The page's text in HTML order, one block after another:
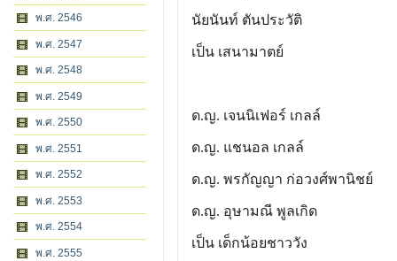
พ.ศ. 2546
พ.ศ. 2547
พ.ศ. 2548
พ.ศ. 2549
พ.ศ. 2550
พ.ศ. 2551
พ.ศ. 2552
พ.ศ. 2553
พ.ศ. 2554
พ.ศ. 2555
นัยนันท์ ตันประวัติ
เป็น เสนามาตย์
ด.ญ. เจนนิเฟอร์ เกลล์
ด.ญ. แชนอล เกลล์
ด.ญ. พรกัญญา ก่อวงศ์พานิชย์
ด.ญ. อุษามณี พูลเกิด
เป็น เด็กน้อยชาววัง